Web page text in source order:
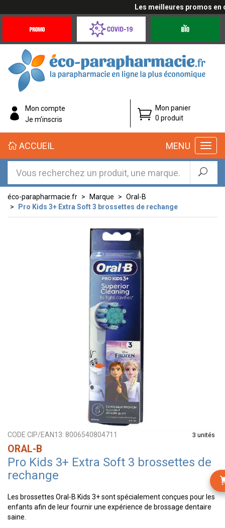
Les meilleures promos en
Offres
Coronavirus
éco-
parapharmacie.fr
éco-
parapharmacie.fr
Mon compte
Je m’inscris
Mon panier
0 produit
MENU
ACCUEIL
éco-parapharmacie.fr Marque
Oral-B
Pro Kids 3+ Extra Soft 3 brossettes de rechange
CODE CIP/EAN13: 8006540804711 3 unités
ORAL-B
Pro Kids 3+ Extra Soft 3 brossettes de
rechange
Les brossettes Oral-B Kids 3+ sont spécialement conçues pour les
enfants afin de leur fournir une expérience de brossage dentaire
saine.